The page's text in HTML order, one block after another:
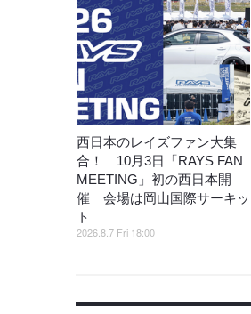
西日本のレイズファン大集
合！ 10月3日「RAYS FAN
MEETING」初の西日本開
催 会場は岡山国際サーキッ
ト
2026.8.7 Fri 18:00